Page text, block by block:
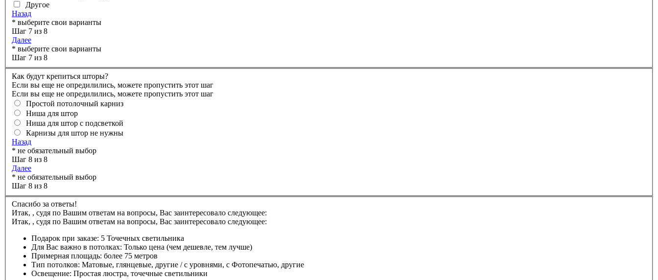
Другое
Назад
* выберите свои варианты
Шаг 7 из 8
Далее
* выберите свои варианты
Шаг 7 из 8
Как будут крепиться шторы?
Если вы еще не опредилились, можете пропустить этот шаг
Если вы еще не опредилились, можете пропустить этот шаг
Простой потолочный карниз
Ниша для штор
Ниша для штор с подсветкой
Карнизы для штор не нужны
Назад
* не обязательный выбор
Шаг 8 из 8
Далее
* не обязательный выбор
Шаг 8 из 8
Спасибо за ответы!
Итак, , судя по Вашим ответам на вопросы, Вас заинтересовало следующее:
Итак, , судя по Вашим ответам на вопросы, Вас заинтересовало следующее:
Подарок при заказе: 5 Точечных светильника
Для Вас важно в потолках: Только цена (чем дешевле, тем лучше)
Примерная площадь: более 75 метров
Тип потолков: Матовые, глянцевые, другие / с уровнями, с Фотопечатью, другие
Освещение: Простая люстра, точечные светильники